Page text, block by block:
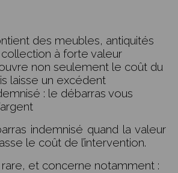
des meubles, antiquités
à forte valeur
non seulement le coût du
laisse un excédent
: le débarras vous
indemnisé quand la valeur
le coût de l’intervention.
et concerne notamment :